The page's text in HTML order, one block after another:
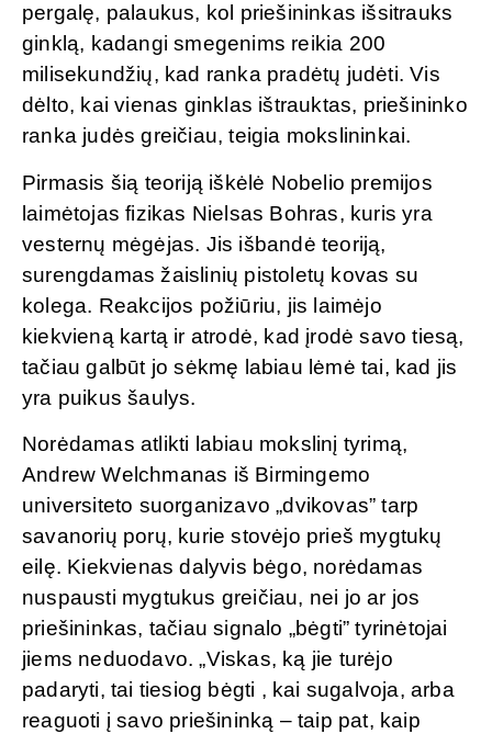
pergalę, palaukus, kol priešininkas išsitrauks
ginklą, kadangi smegenims reikia 200
milisekundžių, kad ranka pradėtų judėti. Vis
dėlto, kai vienas ginklas ištrauktas, priešininko
ranka judės greičiau, teigia mokslininkai.
Pirmasis šią teoriją iškėlė Nobelio premijos
laimėtojas fizikas Nielsas Bohras, kuris yra
vesternų mėgėjas. Jis išbandė teoriją,
surengdamas žaislinių pistoletų kovas su
kolega. Reakcijos požiūriu, jis laimėjo
kiekvieną kartą ir atrodė, kad įrodė savo tiesą,
tačiau galbūt jo sėkmę labiau lėmė tai, kad jis
yra puikus šaulys.
Norėdamas atlikti labiau mokslinį tyrimą,
Andrew Welchmanas iš Birmingemo
universiteto suorganizavo „dvikovas” tarp
savanorių porų, kurie stovėjo prieš mygtukų
eilę. Kiekvienas dalyvis bėgo, norėdamas
nuspausti mygtukus greičiau, nei jo ar jos
priešininkas, tačiau signalo „bėgti” tyrinėtojai
jiems neduodavo. „Viskas, ką jie turėjo
padaryti, tai tiesiog bėgti , kai sugalvoja, arba
reaguoti į savo priešininką – taip pat, kaip